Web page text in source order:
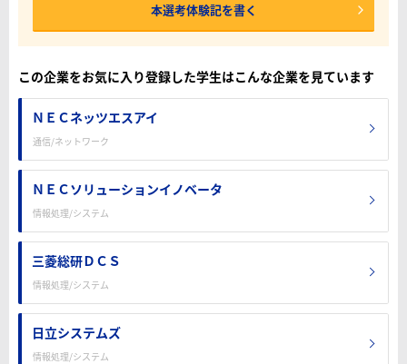
本選考体験記を書く
この企業をお気に入り登録した学生はこんな企業を見ています
ＮＥＣネッツエスアイ
通信/ネットワーク
ＮＥＣソリューションイノベータ
情報処理/システム
三菱総研ＤＣＳ
情報処理/システム
日立システムズ
情報処理/システム